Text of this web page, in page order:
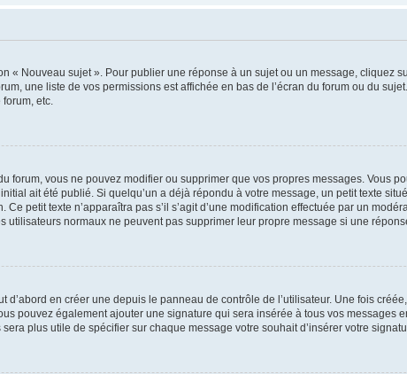
« Nouveau sujet ». Pour publier une réponse à un sujet ou un message, cliquez
une liste de vos permissions est affichée en bas de l’écran du forum ou du
etc.
forum, vous ne pouvez modifier ou supprimer que vos propres messages. Vous
ait été publié. Si quelqu’un a déjà répondu à votre message, un petit texte
petit texte n’apparaîtra pas s’il s’agit d’une modification effectuée par un
normaux ne peuvent pas supprimer leur propre message si une
en créer une depuis le panneau de contrôle de l’utilisateur. Une fois
pouvez également ajouter une signature qui sera insérée à tous vos messages
plus utile de spécifier sur chaque message votre souhait d’insérer votre